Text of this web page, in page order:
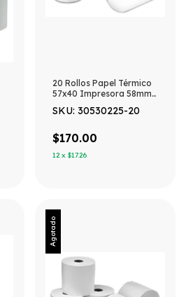
20 Rollos Papel Térmico
57x40 Impresora 58mm
SKU: 30530225-20
$170.00
12 x $17.26
Agotado